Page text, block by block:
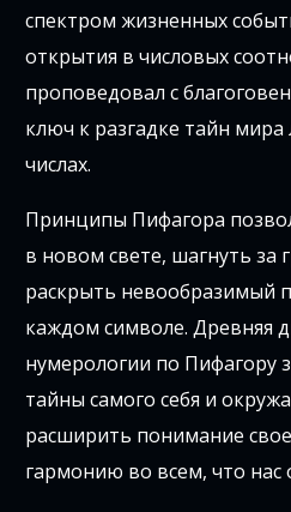
спектром жизненных
открытия в числовых
проповедовал с
ключ к разгадке тайн
числах.
Принципы Пифагора
в новом свете, шагнуть за
раскрыть невообразимый
каждом символе. Древняя
нумерологии по Пифагору
тайны самого себя и
расширить понимание
гармонию во всем, что нас